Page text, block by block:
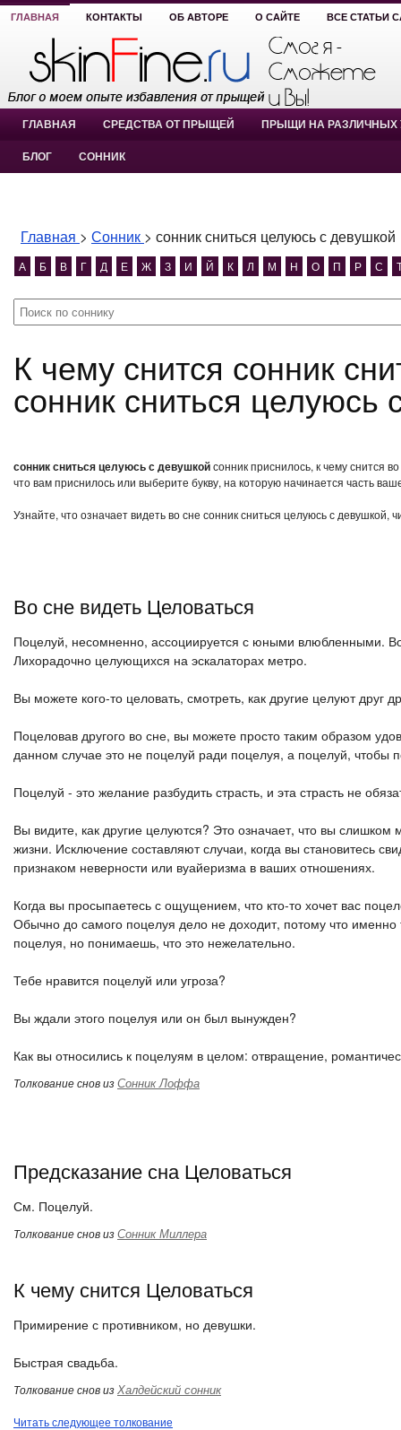
ГЛАВНАЯ КОНТАКТЫ ОБ АВТОРЕ О САЙТЕ ВСЕ СТАТЬИ
ГЛАВНАЯ СРЕДСТВА ОТ ПРЫЩЕЙ ПРЫЩИ НА РАЗЛИЧНЫХ
БЛОГ СОННИК
Главная > Сонник > сонник сниться целуюсь с девушкой
А Б В Г Д Е Ж З И Й К Л М Н О П Р С
К чему снится сонник сниться целуюсь с девушкой?
сонник сниться целуюсь
сонник сниться целуюсь с девушкойсонник приснилось, к чему снится
что вам приснилось или выберите букву, на которую начинается часть
Узнайте, что означает видеть во сне сонник сниться целуюсь с
Во сне видеть Целоваться
Поцелуй, несомненно, ассоциируется с юными влюбленными.
Лихорадочно целующихся на эскалаторах метро.
Вы можете кого-то целовать, смотреть, как другие целуют друг
Поцеловав другого во сне, вы можете просто таким образом
данном случае это не поцелуй ради поцелуя, а поцелуй, чтобы
Поцелуй - это желание разбудить страсть, и эта страсть не
Вы видите, как другие целуются? Это означает, что вы слишком
жизни. Исключение составляют случаи, когда вы становитесь
признаком неверности или вуайеризма в ваших отношениях.
Когда вы просыпаетесь с ощущением, что кто-то хочет вас
Обычно до самого поцелуя дело не доходит, потому что
поцелуя, но понимаешь, что это нежелательно.
Тебе нравится поцелуй или угроза?
Вы ждали этого поцелуя или он был вынужден?
Как вы относились к поцелуям в целом: отвращение,
Толкование снов изСонник Лоффа
Предсказание сна Целоваться
См. Поцелуй.
Толкование снов изСонник Миллера
К чему снится Целоваться
Примирение с противником, но девушки.
Быстрая свадьба.
Толкование снов изХалдейский сонник
Читать следующее толкование